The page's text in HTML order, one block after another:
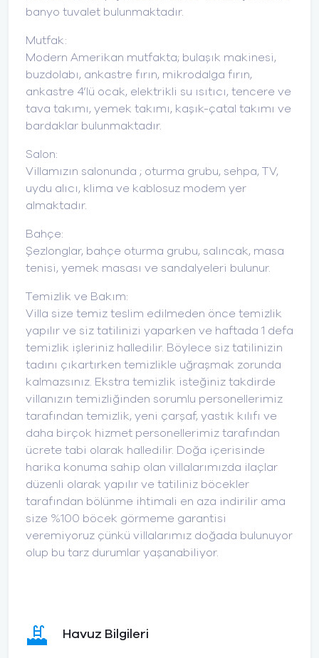
banyo tuvalet bulunmaktadır.
Mutfak:
Modern Amerikan mutfakta; bulaşık makinesi,
buzdolabı, ankastre fırın, mikrodalga fırın,
ankastre 4’lü ocak, elektrikli su ısıtıcı, tencere ve
tava takımı, yemek takımı, kaşık-çatal takımı ve
bardaklar bulunmaktadır.
Salon:
Villamızın salonunda ; oturma grubu, sehpa, TV,
uydu alıcı, klima ve kablosuz modem yer
almaktadır.
Bahçe:
Şezlonglar, bahçe oturma grubu, salıncak, masa
tenisi, yemek masası ve sandalyeleri bulunur.
Temizlik ve Bakım:
Villa size temiz teslim edilmeden önce temizlik
yapılır ve siz tatilinizi yaparken ve haftada 1 defa
temizlik işleriniz halledilir. Böylece siz tatilinizin
tadını çıkartırken temizlikle uğraşmak zorunda
kalmazsınız. Ekstra temizlik isteğiniz takdirde
villanızın temizliğinden sorumlu personellerimiz
tarafından temizlik, yeni çarşaf, yastık kılıfı ve
daha birçok hizmet personellerimiz tarafından
ücrete tabi olarak halledilir. Doğa içerisinde
harika konuma sahip olan villalarımızda ilaçlar
düzenli olarak yapılır ve tatiliniz böcekler
tarafından bölünme ihtimali en aza indirilir ama
size %100 böcek görmeme garantisi
veremiyoruz çünkü villalarımız doğada bulunuyor
olup bu tarz durumlar yaşanabiliyor.
Havuz Bilgileri